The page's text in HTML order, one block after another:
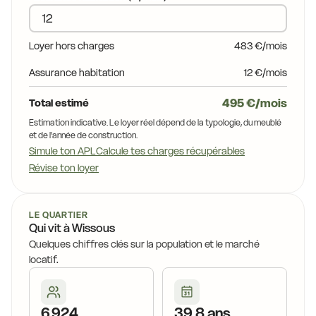
15,5 €
15,4 €
15,8 €
17,6 €
17,1 €
16,9 €
15,4 €
15,4 €
Loyer hors charges 483 €/mois
Assurance habitation 12 €/mois
Total estimé 495 €/mois
Estimation indicative. Le loyer réel dépend de la typologie, du meublé
et de l'année de construction.
Simule ton APLCalcule tes charges récupérables
Révise ton loyer
LE QUARTIER
Qui vit à Wissous
Quelques chiffres clés sur la population et le marché
locatif.